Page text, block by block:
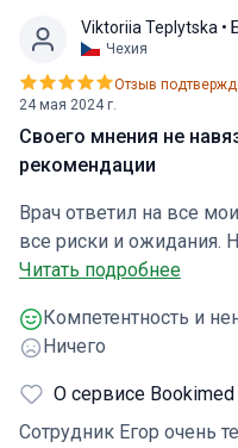
Viktoriia Teplytska •
Чехия
24 мая 2024 г.
Отзыв
Своего мнения не
рекомендации
Врач ответил на все
все риски и ожидания.
компетентно дал
Читать подробнее
Компетентность и
Ничего
О сервисе Bookimed
Сотрудник Егор очень